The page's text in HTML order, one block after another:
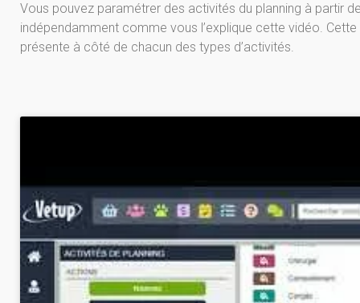
Vous pouvez paramétrer des activités du planning à partir
indépendamment comme vous l’explique cette vidéo.
présente à côté de chacun des types d’activités.